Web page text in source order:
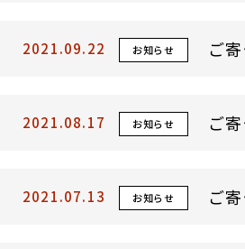
2021.09.22 お知らせ ご
2021.08.17 お知らせ ご
2021.07.13 お知らせ ご